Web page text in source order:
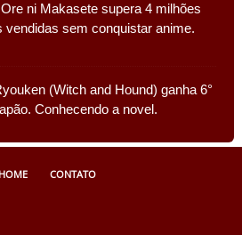
ni Makasete supera 4 milhões
vendidas sem conquistar anime.
(Witch and Hound) ganha 6°
Conhecendo a novel.
HOME CONTATO